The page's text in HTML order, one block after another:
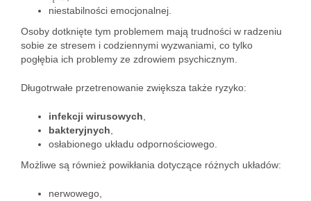
niestabilności emocjonalnej.
Osoby dotknięte tym problemem mają trudności w radzeniu
sobie ze stresem i codziennymi wyzwaniami, co tylko
pogłębia ich problemy ze zdrowiem psychicznym.
Długotrwałe przetrenowanie zwiększa także ryzyko:
infekcji wirusowych
bakteryjnych
osłabionego układu odpornościowego.
Możliwe są również powikłania dotyczące różnych układów:
nerwowego,